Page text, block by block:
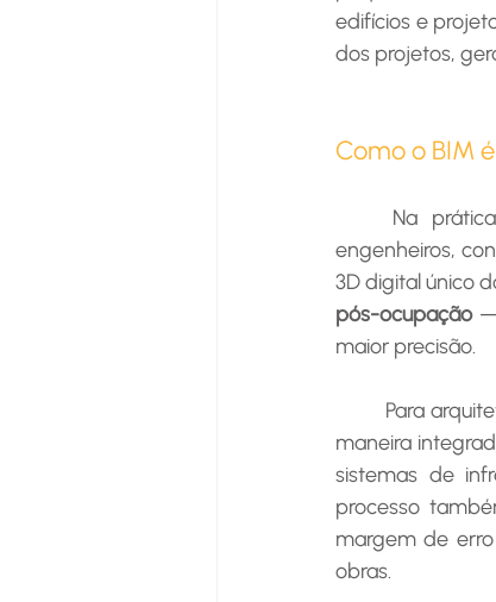
edifícios e
dos projetos,
Como o BIM
engenheiros,
3D digital único
pós-ocupação —,
maior precisão.
maneira
sistemas de
processo
margem de
obras.